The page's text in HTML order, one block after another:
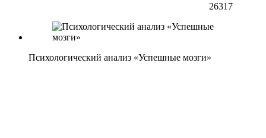
26317
Психологический анализ «Успешные мозги»